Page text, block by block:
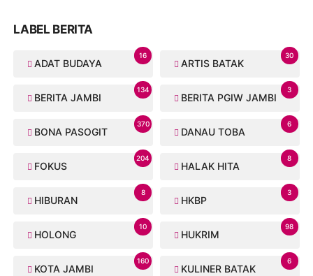
LABEL BERITA
ADAT BUDAYA
16
ARTIS BATAK
30
BERITA JAMBI
134
BERITA PGIW JAMBI
3
BONA PASOGIT
370
DANAU TOBA
6
FOKUS
204
HALAK HITA
8
HIBURAN
8
HKBP
3
HOLONG
10
HUKRIM
98
KOTA JAMBI
160
KULINER BATAK
6